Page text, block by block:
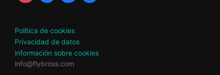
Política de cookies
Privacidad de datos
información sobre cookies
info@flybross.com